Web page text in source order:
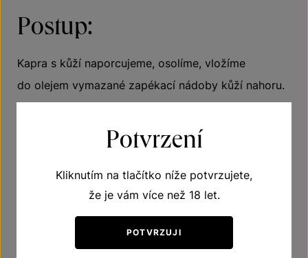
Postup:
Kapra s kůží naporcujeme, osolíme, vložíme
do olejem vymazané zapékací nádoby kůží nahoru.
Posypeme nejprve pálivou paprikou, pak pepřem,
sladkou paprikou, kmínem a zasypeme kolečky
cibule. Zapečeme 15–20 minut, kapra otočíme,
znovu okořeníme (už bez kmínu a cibule), podlijeme
vínem a pečeme, až cibulka zezlátne.
Podáváme s čerstvým chlebem.
Potvrzení
Kliknutím na tlačítko níže potvrzujete,
že je vám více než 18 let.
POTVRZUJI